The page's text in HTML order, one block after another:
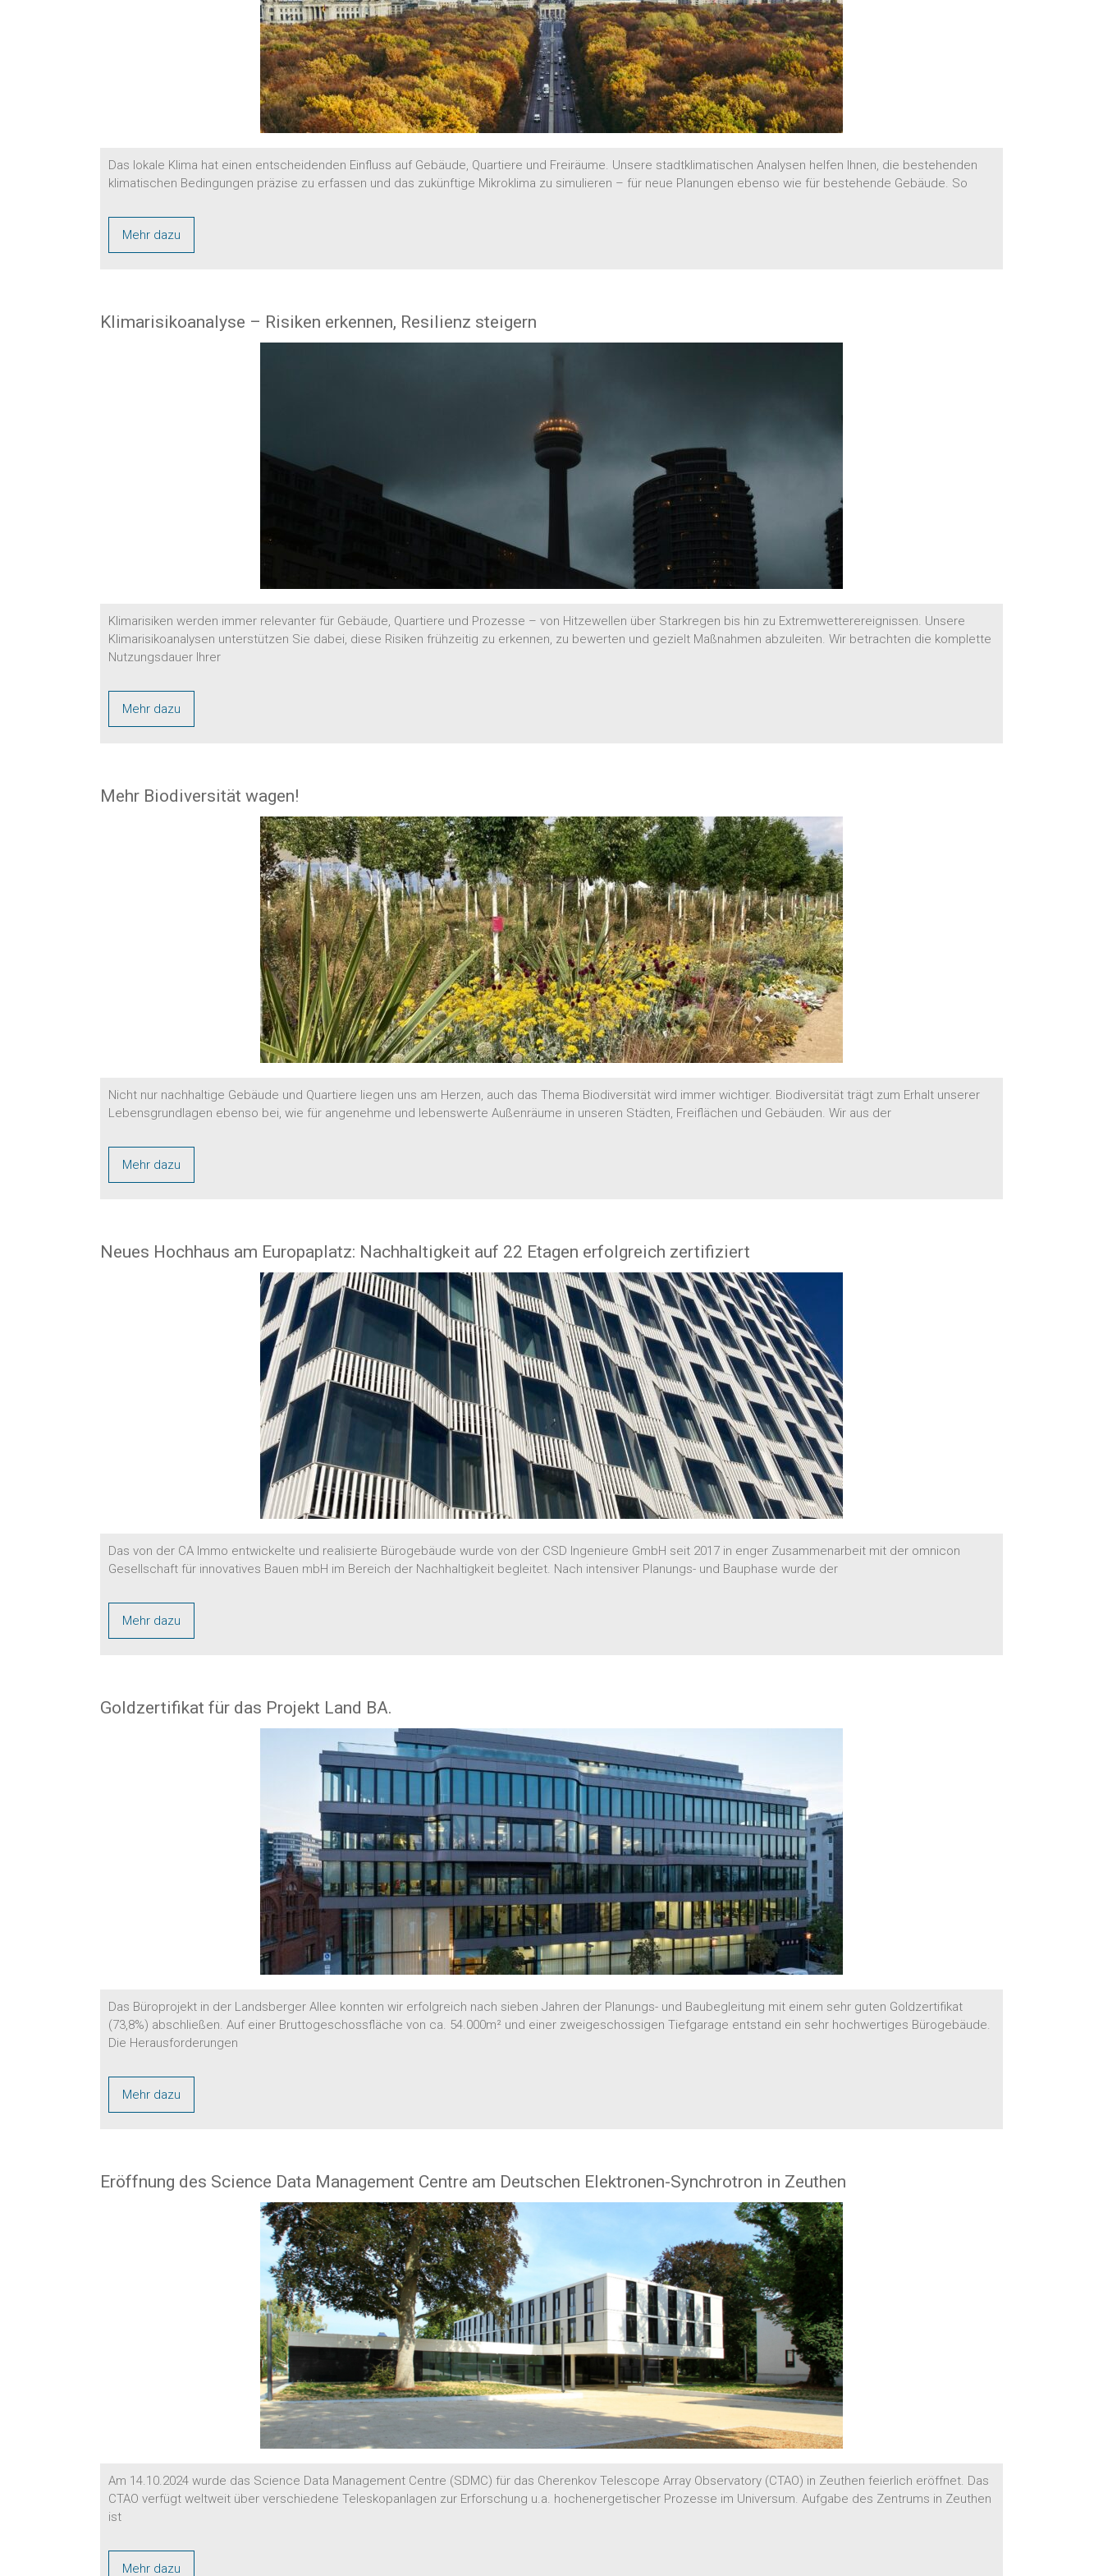
Das lokale Klima hat einen entscheidenden Einfluss auf Gebäude, Quartiere und Freiräume. Unsere stadtklimatischen Analysen helfen Ihnen, die bestehenden
klimatischen Bedingungen präzise zu erfassen und das zukünftige Mikroklima zu simulieren – für neue Planungen ebenso wie für bestehende Gebäude. So
Mehr dazu
Klimarisikoanalyse – Risiken erkennen, Resilienz steigern
Klimarisiken werden immer relevanter für Gebäude, Quartiere und Prozesse – von Hitzewellen über Starkregen bis hin zu Extremwetterereignissen. Unsere
Klimarisikoanalysen unterstützen Sie dabei, diese Risiken frühzeitig zu erkennen, zu bewerten und gezielt Maßnahmen abzuleiten. Wir betrachten die komplette
Nutzungsdauer Ihrer
Mehr dazu
Mehr Biodiversität wagen!
Nicht nur nachhaltige Gebäude und Quartiere liegen uns am Herzen, auch das Thema Biodiversität wird immer wichtiger. Biodiversität trägt zum Erhalt unserer
Lebensgrundlagen ebenso bei, wie für angenehme und lebenswerte Außenräume in unseren Städten, Freiflächen und Gebäuden. Wir aus der
Mehr dazu
Neues Hochhaus am Europaplatz: Nachhaltigkeit auf 22 Etagen erfolgreich zertifiziert
Das von der CA Immo entwickelte und realisierte Bürogebäude wurde von der CSD Ingenieure GmbH seit 2017 in enger Zusammenarbeit mit der omnicon
Gesellschaft für innovatives Bauen mbH im Bereich der Nachhaltigkeit begleitet. Nach intensiver Planungs- und Bauphase wurde der
Mehr dazu
Goldzertifikat für das Projekt Land BA.
Das Büroprojekt in der Landsberger Allee konnten wir erfolgreich nach sieben Jahren der Planungs- und Baubegleitung mit einem sehr guten Goldzertifikat
(73,8%) abschließen. Auf einer Bruttogeschossfläche von ca. 54.000m² und einer zweigeschossigen Tiefgarage entstand ein sehr hochwertiges Bürogebäude.
Die Herausforderungen
Mehr dazu
Eröffnung des Science Data Management Centre am Deutschen Elektronen-Synchrotron in Zeuthen
Am 14.10.2024 wurde das Science Data Management Centre (SDMC) für das Cherenkov Telescope Array Observatory (CTAO) in Zeuthen feierlich eröffnet. Das
CTAO verfügt weltweit über verschiedene Teleskopanlagen zur Erforschung u.a. hochenergetischer Prozesse im Universum. Aufgabe des Zentrums in Zeuthen
ist
Mehr dazu